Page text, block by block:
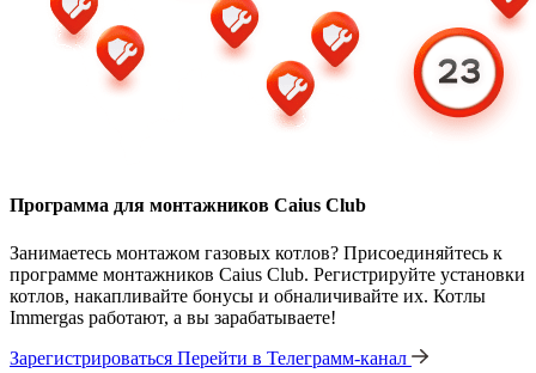
Программа для монтажников Caius Club
Занимаетесь монтажом газовых котлов? Присоединяйтесь к
программе монтажников Caius Club. Регистрируйте установки
котлов, накапливайте бонусы и обналичивайте их. Котлы
Immergas работают, а вы зарабатываете!
Зарегистрироваться Перейти в Телеграмм-канал